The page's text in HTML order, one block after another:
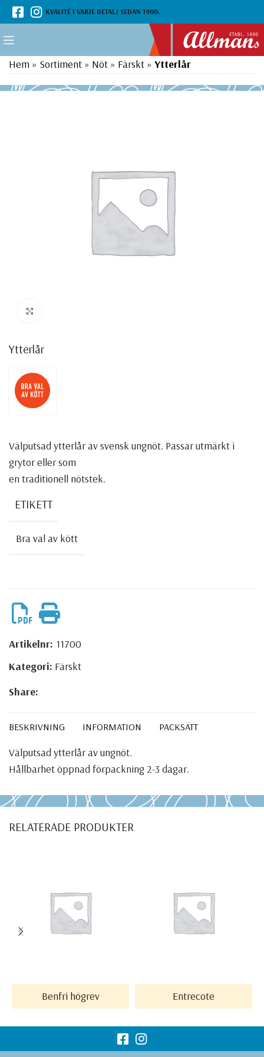
KVALITÉ I VARJE DETALJ SEDAN 1900.
Hem » Sortiment » Nöt » Färskt » Ytterlår
Ytterlår
Välputsad ytterlår av svensk ungnöt. Passar utmärkt i
grytor eller som
en traditionell nötstek.
ETIKETT
Bra val av kött
Artikelnr: 11700
Kategori: Färskt
Share:
BESKRIVNING INFORMATION PACKSÄTT
Välputsad ytterlår av ungnöt.
Hållbarhet öppnad förpackning 2-3 dagar.
RELATERADE PRODUKTER
Benfri högrev Entrecote